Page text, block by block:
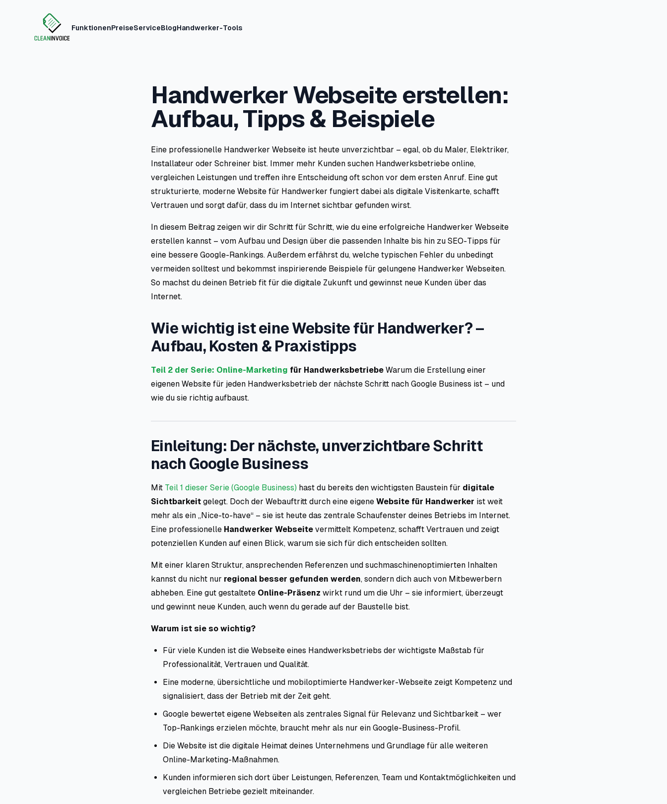
FunktionenPreiseServiceBlogHandwerker-Tools
Handwerker Webseite erstellen:
Aufbau, Tipps & Beispiele
Eine professionelle Handwerker Webseite ist heute unverzichtbar – egal, ob du Maler, Elektriker,
Installateur oder Schreiner bist. Immer mehr Kunden suchen Handwerksbetriebe online,
vergleichen Leistungen und treffen ihre Entscheidung oft schon vor dem ersten Anruf. Eine gut
strukturierte, moderne Website für Handwerker fungiert dabei als digitale Visitenkarte, schafft
Vertrauen und sorgt dafür, dass du im Internet sichtbar gefunden wirst.
In diesem Beitrag zeigen wir dir Schritt für Schritt, wie du eine erfolgreiche Handwerker Webseite
erstellen kannst – vom Aufbau und Design über die passenden Inhalte bis hin zu SEO-Tipps für
eine bessere Google-Rankings. Außerdem erfährst du, welche typischen Fehler du unbedingt
vermeiden solltest und bekommst inspirierende Beispiele für gelungene Handwerker Webseiten.
So machst du deinen Betrieb fit für die digitale Zukunft und gewinnst neue Kunden über das
Internet.
Wie wichtig ist eine Website für Handwerker? –
Aufbau, Kosten & Praxistipps
Teil 2 der Serie: Online-Marketing für Handwerksbetriebe Warum die Erstellung einer
eigenen Website für jeden Handwerksbetrieb der nächste Schritt nach Google Business ist – und
wie du sie richtig aufbaust.
Einleitung: Der nächste, unverzichtbare Schritt
nach Google Business
Mit Teil 1 dieser Serie (Google Business) hast du bereits den wichtigsten Baustein für digitale
Sichtbarkeit gelegt. Doch der Webauftritt durch eine eigene Website für Handwerker ist weit
mehr als ein „Nice-to-have“ – sie ist heute das zentrale Schaufenster deines Betriebs im Internet.
Eine professionelle Handwerker Webseite vermittelt Kompetenz, schafft Vertrauen und zeigt
potenziellen Kunden auf einen Blick, warum sie sich für dich entscheiden sollten.
Mit einer klaren Struktur, ansprechenden Referenzen und suchmaschinenoptimierten Inhalten
kannst du nicht nur regional besser gefunden werden, sondern dich auch von Mitbewerbern
abheben. Eine gut gestaltete Online-Präsenz wirkt rund um die Uhr – sie informiert, überzeugt
und gewinnt neue Kunden, auch wenn du gerade auf der Baustelle bist.
Warum ist sie so wichtig?
Für viele Kunden ist die Webseite eines Handwerksbetriebs der wichtigste Maßstab für
Professionalität, Vertrauen und Qualität.
Eine moderne, übersichtliche und mobiloptimierte Handwerker-Webseite zeigt Kompetenz und
signalisiert, dass der Betrieb mit der Zeit geht.
Google bewertet eigene Webseiten als zentrales Signal für Relevanz und Sichtbarkeit – wer
Top-Rankings erzielen möchte, braucht mehr als nur ein Google-Business-Profil.
Die Website ist die digitale Heimat deines Unternehmens und Grundlage für alle weiteren
Online-Marketing-Maßnahmen.
Kunden informieren sich dort über Leistungen, Referenzen, Team und Kontaktmöglichkeiten und
vergleichen Betriebe gezielt miteinander.